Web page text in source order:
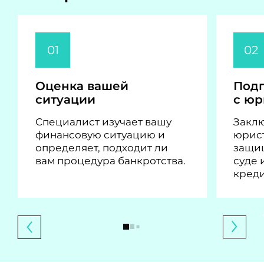
01
Оценка вашей
ситуации
Специалист изучает вашу
финансовую ситуацию и
определяет, подходит ли
вам процедура банкротства.
02
с
суде